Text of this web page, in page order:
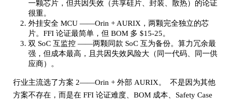
一颗芯片，但共因失效（共享硅片、封装、散热）的论证
很重。
外挂安全 MCU ——Orin + AURIX，两颗完全独立的芯
片。FFI 论证最简单，但 BOM 多 $15-25。
双 SoC 互监控 ——两颗同款 SoC 互为备份。算力冗余最
强，但成本最高，且共因失效风险大（同一代码、同一供
应商）。
行业主流选了方案 2——Orin + 外部 AURIX。 不是因为其他
方案不存在，而是在 FFI 论证难度、BOM 成本、Safety Case